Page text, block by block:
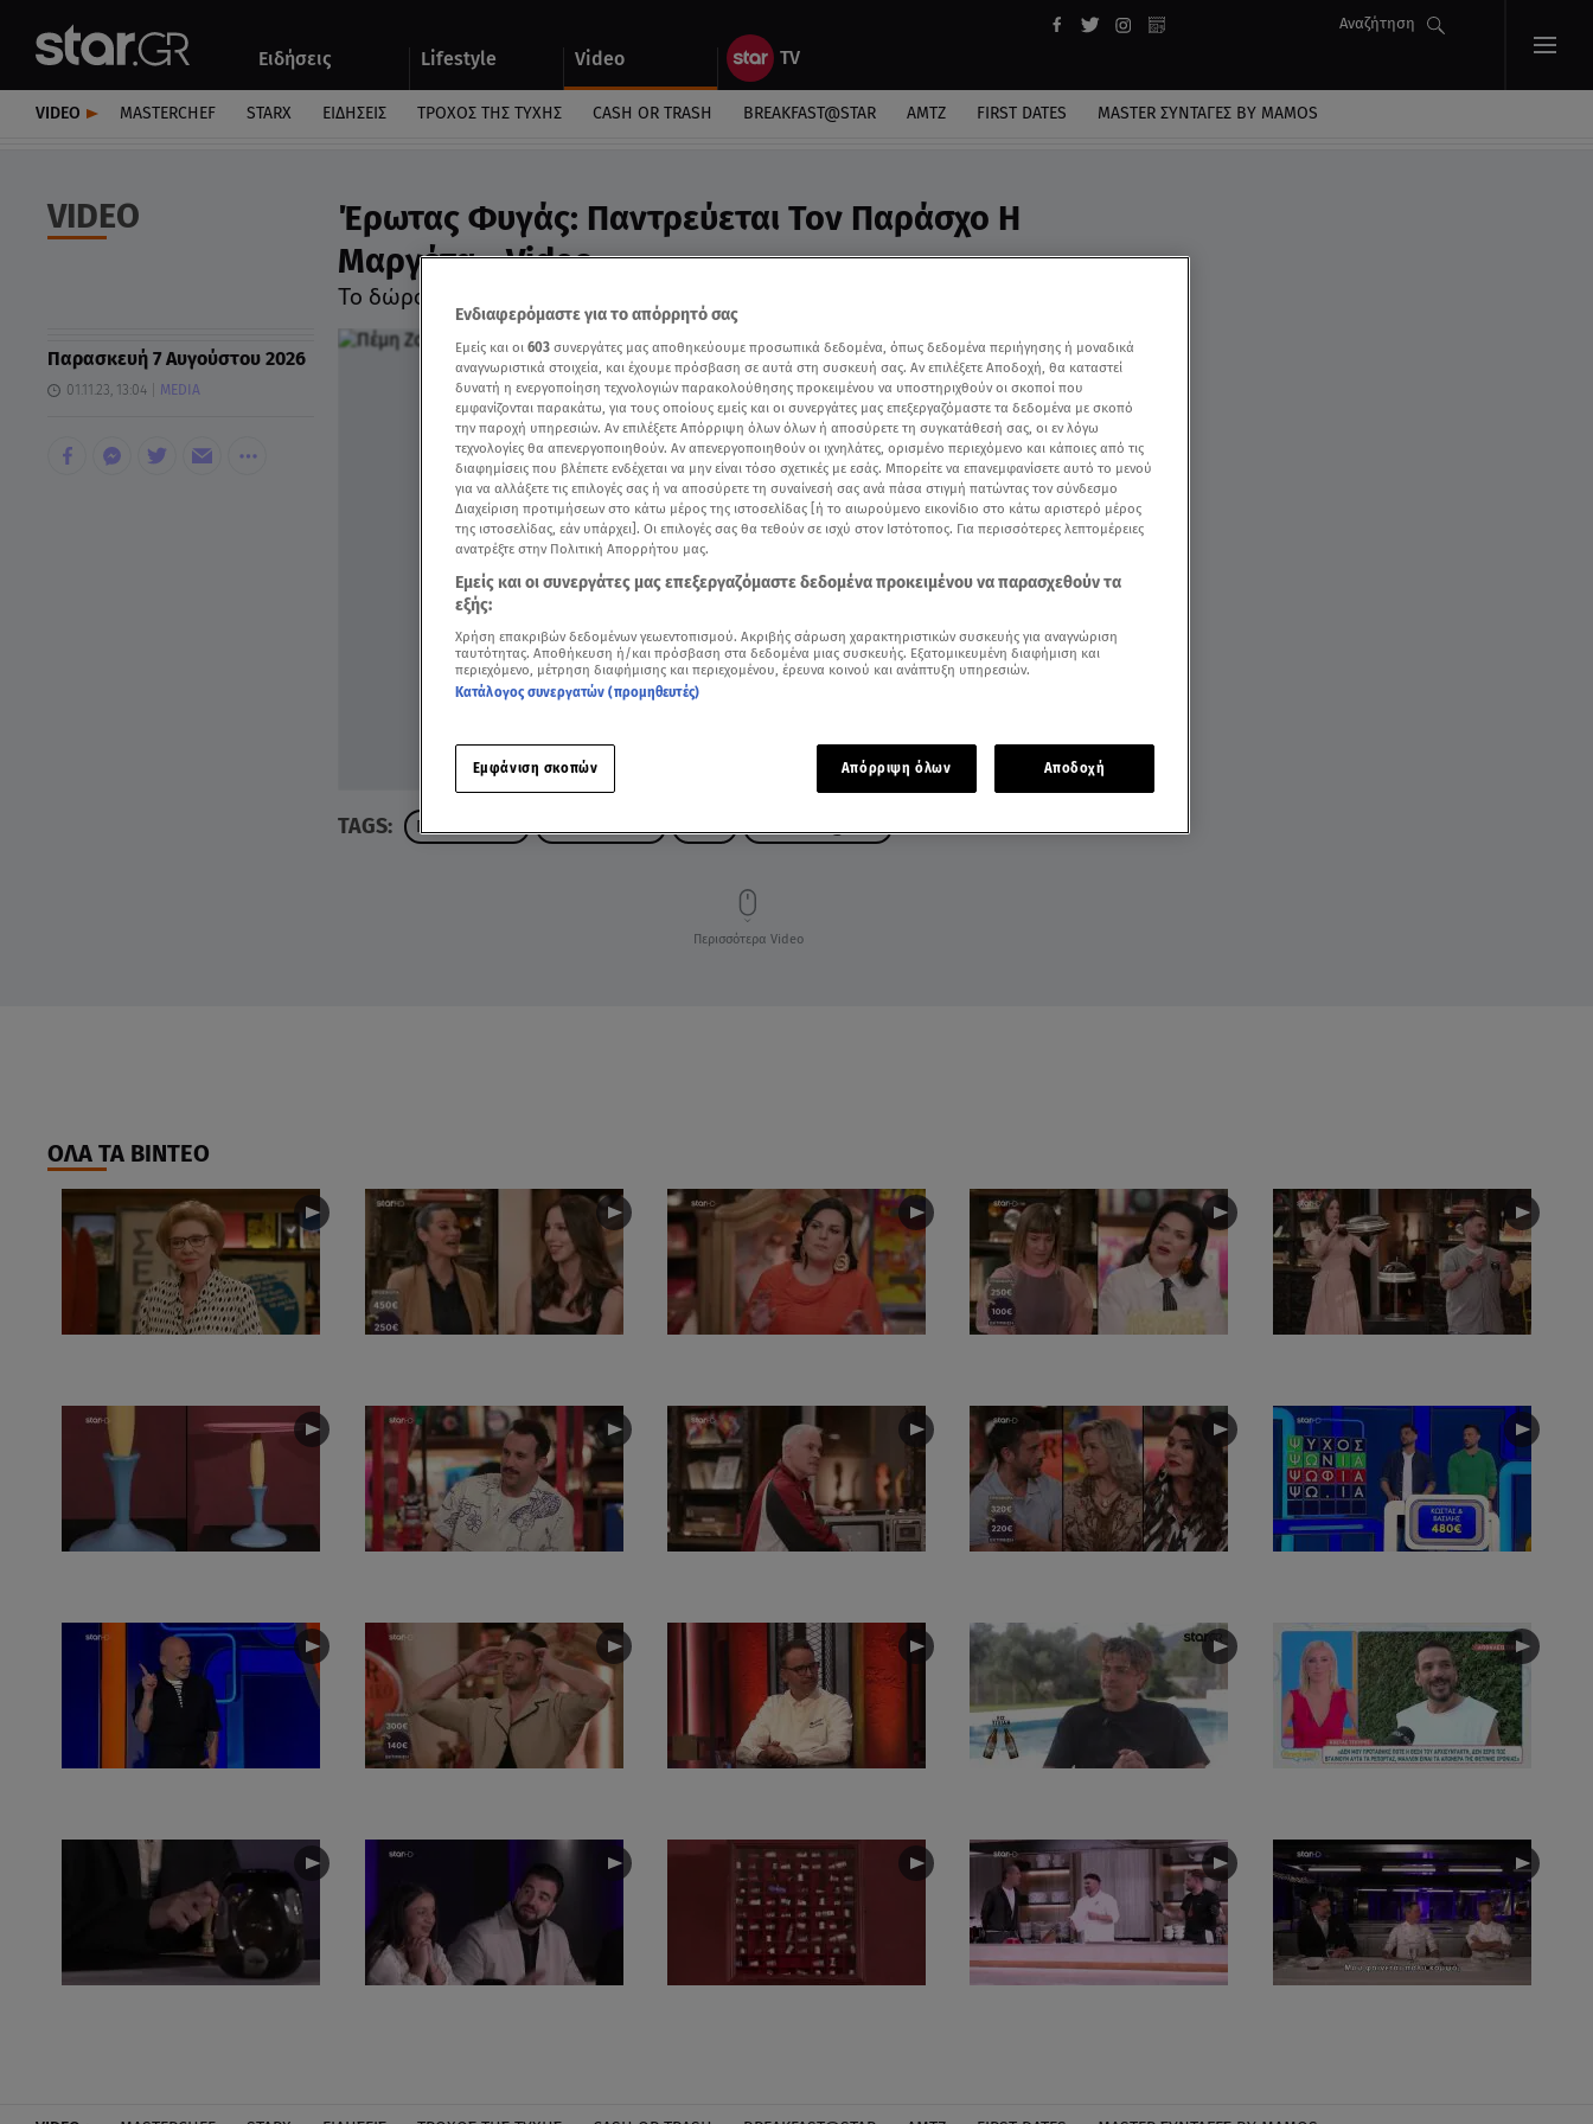
Ειδήσεις Lifestyle Video
Αναζήτηση
Αυτοκίνητο
VIDEO MASTERCHEF STARX ΕΙΔΉΣΕΙΣ ΤΡΟΧΌΣ ΤΗΣ ΤΎΧΗΣ CASH OR TRASH BREAKFAST@STAR ΑΜΤΖ FIRST DATES MASTER ΣΥΝΤΑΓΈΣ BY MAMOS
VIDEO
Έρωτας Φυγάς: Παντρεύεται Τον Παράσχο Η
Μαργέτα - Video
Το δώρο του Breakfast@Star
Παρασκευή 7 Αυγούστου 2026
01.11.23, 13:04 MEDIA
TAGS: ΠΕΜΗ ΖΟΥΝΗ
Περισσότερα Video
ΟΛΑ ΤΑ ΒΙΝΤΕΟ
Ενδιαφερόμαστε για το απόρρητό σας
Εμείς και οι 603 συνεργάτες μας αποθηκεύουμε προσωπικά δεδομένα, όπως δεδομένα περιήγησης ή μοναδικά
αναγνωριστικά στοιχεία, και έχουμε πρόσβαση σε αυτά στη συσκευή σας. Αν επιλέξετε Αποδοχή, θα καταστεί
δυνατή η ενεργοποίηση τεχνολογιών παρακολούθησης προκειμένου να υποστηριχθούν οι σκοποί που
εμφανίζονται παρακάτω, για τους οποίους εμείς και οι συνεργάτες μας επεξεργαζόμαστε τα δεδομένα με σκοπό
την παροχή υπηρεσιών. Αν επιλέξετε Απόρριψη όλων όλων ή αποσύρετε τη συγκατάθεσή σας, οι εν λόγω
τεχνολογίες θα απενεργοποιηθούν. Αν απενεργοποιηθούν οι ιχνηλάτες, ορισμένο περιεχόμενο και κάποιες από τις
διαφημίσεις που βλέπετε ενδέχεται να μην είναι τόσο σχετικές με εσάς. Μπορείτε να επανεμφανίσετε αυτό το μενού
για να αλλάξετε τις επιλογές σας ή να αποσύρετε τη συναίνεσή σας ανά πάσα στιγμή πατώντας τον σύνδεσμο
Διαχείριση προτιμήσεων στο κάτω μέρος της ιστοσελίδας [ή το αιωρούμενο εικονίδιο στο κάτω αριστερό μέρος
της ιστοσελίδας, εάν υπάρχει]. Οι επιλογές σας θα τεθούν σε ισχύ στον Ιστότοπος. Για περισσότερες λεπτομέρειες
ανατρέξτε στην Πολιτική Απορρήτου μας.
Εμείς και οι συνεργάτες μας επεξεργαζόμαστε δεδομένα προκειμένου να παρασχεθούν τα
εξής:
Χρήση επακριβών δεδομένων γεωεντοπισμού. Ακριβής σάρωση χαρακτηριστικών συσκευής για αναγνώριση
ταυτότητας. Αποθήκευση ή/και πρόσβαση στα δεδομένα μιας συσκευής. Εξατομικευμένη διαφήμιση και
περιεχόμενο, μέτρηση διαφήμισης και περιεχομένου, έρευνα κοινού και ανάπτυξη υπηρεσιών.
Κατάλογος συνεργατών (προμηθευτές)
Εμφάνιση σκοπών Απόρριψη όλων Αποδοχή